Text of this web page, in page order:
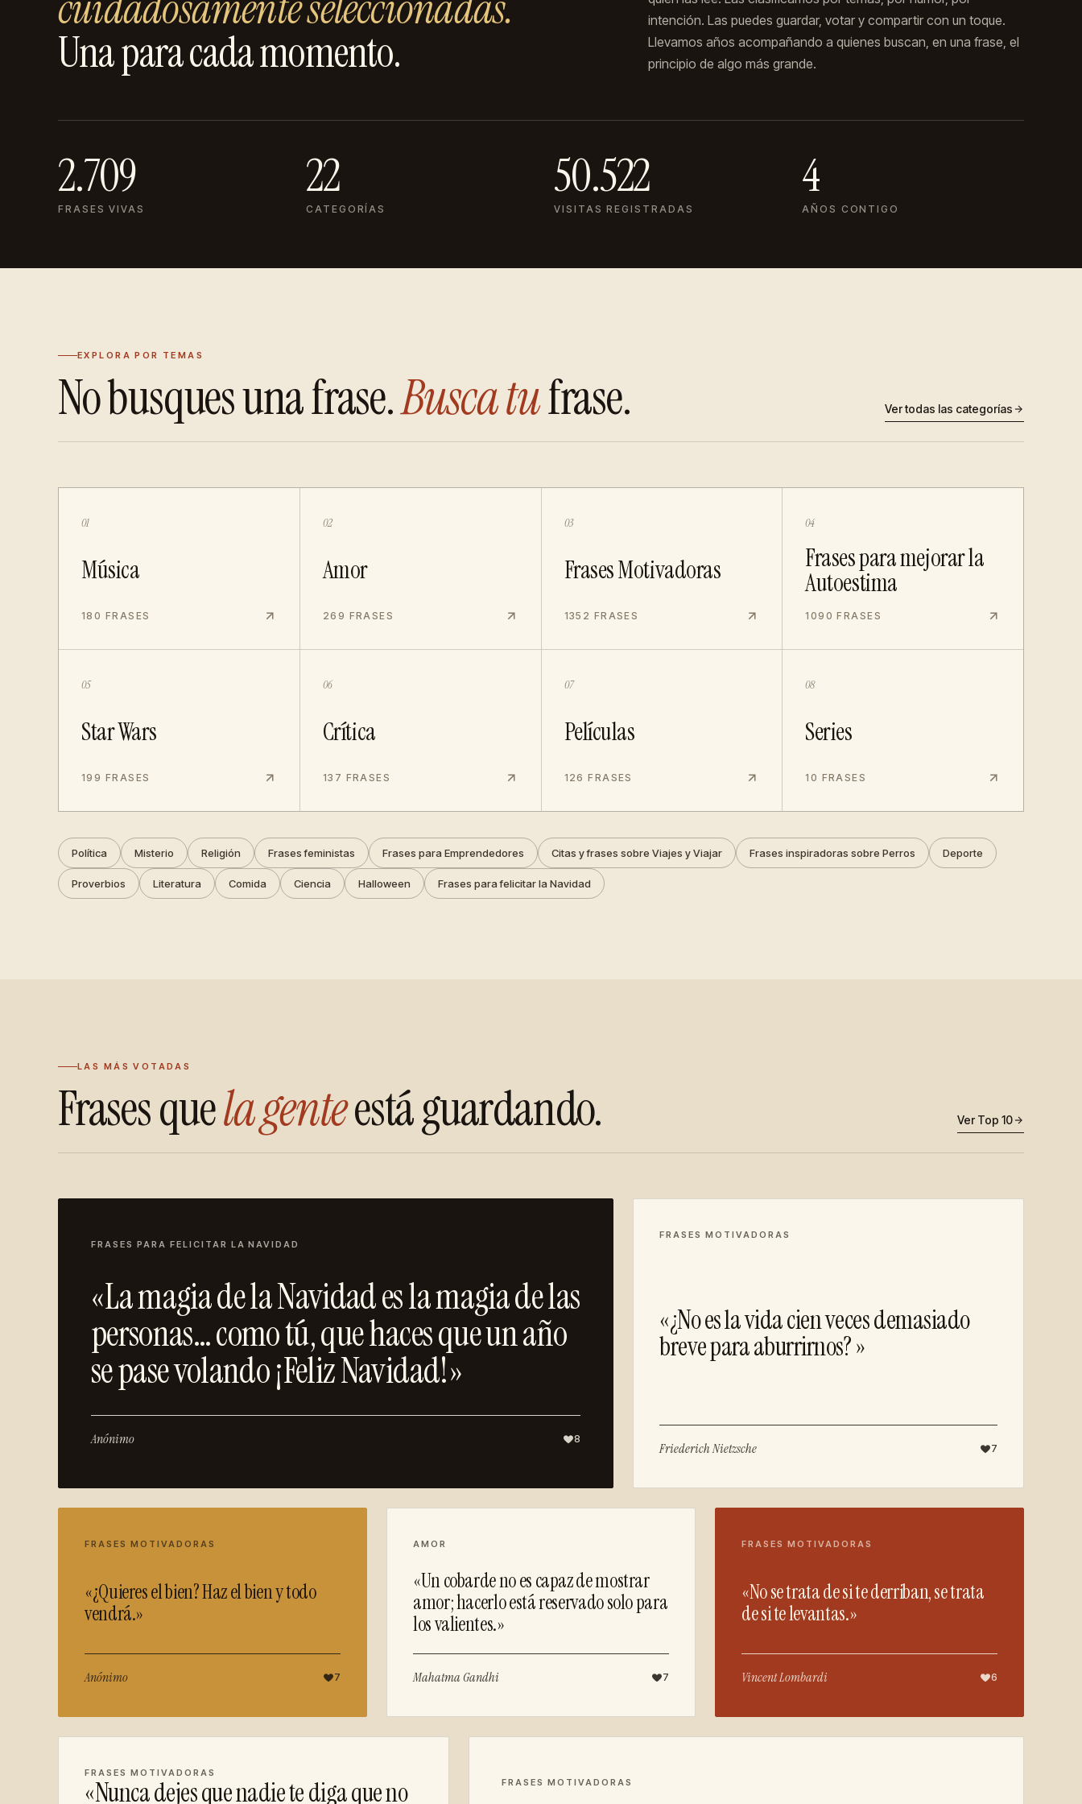
Una para cada momento.
intención. Las puedes guardar, votar y compartir con un toque.
Llevamos años acompañando a quienes buscan, en una frase, el
principio de algo más grande.
2.709
FRASES VIVAS
22
CATEGORÍAS
50.522
VISITAS REGISTRADAS
4
AÑOS CONTIGO
EXPLORA POR TEMAS
No busques una frase.Busca tufrase. Ver todas las categorías
01
Música
180 FRASES
02
Amor
269 FRASES
03
Frases Motivadoras
1352 FRASES
04
Frases para mejorar la
Autoestima
1090 FRASES
05
Star Wars
199 FRASES
06
Crítica
137 FRASES
07
Películas
126 FRASES
08
Series
10 FRASES
Política Misterio Religión Frases feministas Frases para Emprendedores Citas y frases sobre Viajes y Viajar Frases inspiradoras sobre Perros Deporte
Proverbios Literatura Comida Ciencia Halloween Frases para felicitar la Navidad
LAS MÁS VOTADAS
Frases quela genteestá guardando. Ver Top 10
FRASES PARA FELICITAR LA NAVIDAD
«La magia de la Navidad es la magia de las
personas… como tú, que haces que un año
se pase volando ¡Feliz Navidad!»
Anónimo 8
FRASES MOTIVADORAS
«¿No es la vida cien veces demasiado
breve para aburrirnos? »
Friederich Nietzsche 7
FRASES MOTIVADORAS
«¿Quieres el bien? Haz el bien y todo
vendrá.»
Anónimo 7
AMOR
«Un cobarde no es capaz de mostrar
amor; hacerlo está reservado solo para
los valientes.»
Mahatma Gandhi 7
FRASES MOTIVADORAS
«No se trata de si te derriban, se trata
de si te levantas.»
Vincent Lombardi 6
FRASES MOTIVADORAS
«Nunca dejes que nadie te diga que no FRASES MOTIVADORAS